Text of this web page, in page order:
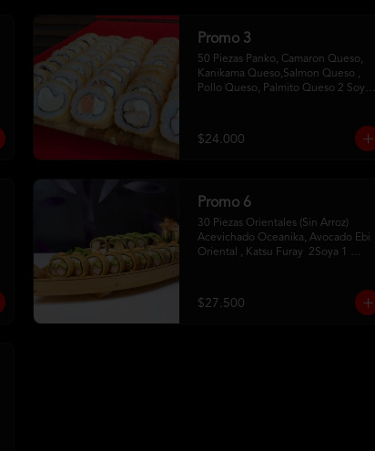
Promo 3
50 Piezas Panko, Camaron Queso,
Kanikama Queso,Salmon Queso ,
Pollo Queso, Palmito Queso 2 Soya2
$24.000
Promo 6
30 Piezas Orientales (Sin Arroz)
Acevichado Oceanika, Avocado Ebi
Oriental , Katsu Furay  2Soya 1
$27.500